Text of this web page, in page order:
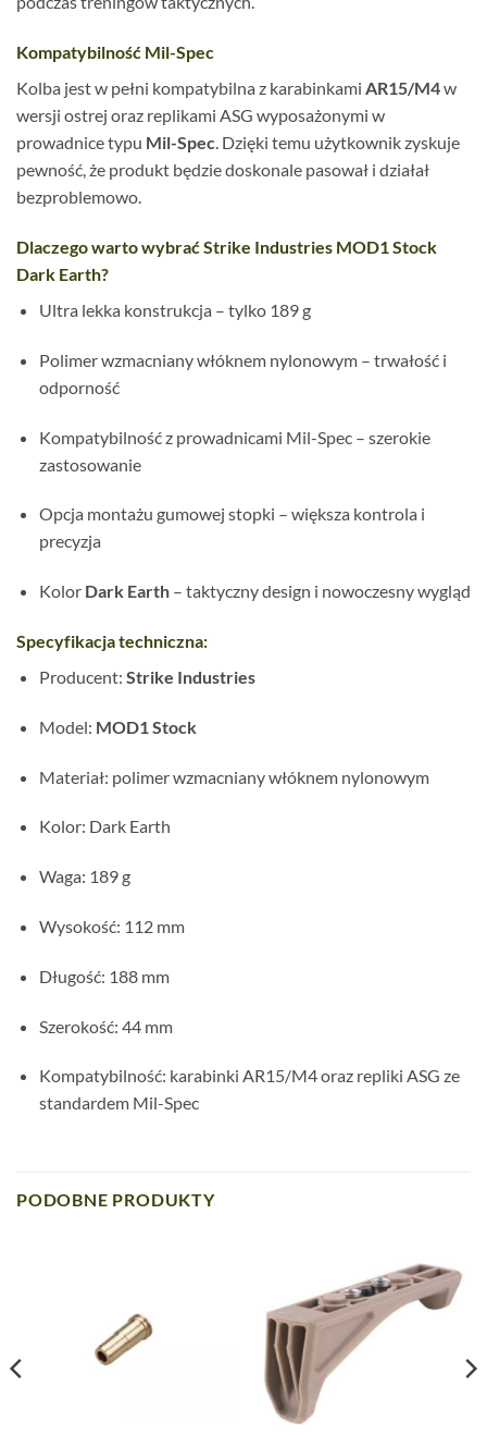
Kompatybilność Mil-Spec
Kolba jest w pełni kompatybilna z karabinkami AR15/M4w
wersji ostrej oraz replikami ASG wyposażonymi w
prowadnice typu Mil-Spec. Dzięki temu użytkownik zyskuje
pewność, że produkt będzie doskonale pasował i działał
bezproblemowo.
Dlaczego warto wybrać Strike Industries MOD1 Stock
Dark Earth?
Ultra lekka konstrukcja – tylko 189 g
Polimer wzmacniany włóknem nylonowym – trwałość i
odporność
Kompatybilność z prowadnicami Mil-Spec – szerokie
zastosowanie
Opcja montażu gumowej stopki – większa kontrola i
precyzja
Kolor Dark Earth– taktyczny design i nowoczesny wygląd
Specyfikacja techniczna:
Producent: Strike Industries
Model: MOD1 Stock
Materiał: polimer wzmacniany włóknem nylonowym
Kolor: Dark Earth
Waga: 189 g
Wysokość: 112 mm
Długość: 188 mm
Szerokość: 44 mm
Kompatybilność: karabinki AR15/M4 oraz repliki ASG ze
standardem Mil-Spec
PODOBNE PRODUKTY